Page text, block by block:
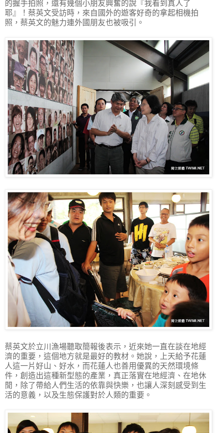
的握手拍照，還有幾個小朋友興奮的說『我看到真人了
耶』！蔡英文受訪時，來自國外的遊客好奇的拿起相機拍
照，蔡英文的魅力連外國朋友也被吸引。
蔡英文於立川漁場聽取簡報後表示，近來她一直在談在地經
濟的重要，這個地方就是最好的教材。她說，上天給予花蓮
人這一片好山、好水，而花蓮人也善用優異的天然環境條
件，創造出這種新型態的產業，真正落實在地經濟、在地休
閒，除了帶給人們生活的依靠與快樂，也讓人深刻感受到生
活的意義，以及生態保護對於人類的重要。